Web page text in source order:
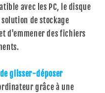
avec les PC, le disque
de stockage
d'emmener des fichiers
glisser-déposer
grâce à une